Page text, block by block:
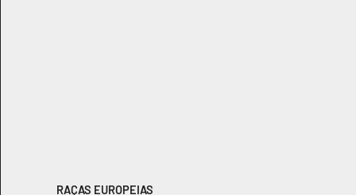
RAÇAS EUROPEIAS